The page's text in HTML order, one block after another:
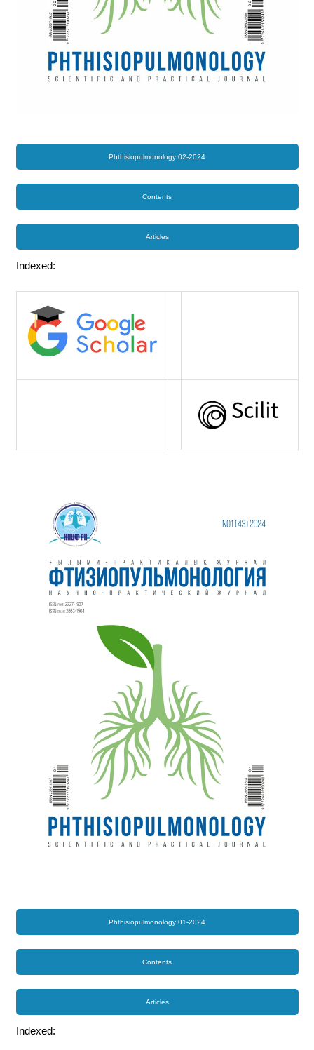
Phthisiopulmonology 02-2024
Contents
Articles
Indexed:
Phthisiopulmonology 01-2024
Contents
Articles
Indexed: